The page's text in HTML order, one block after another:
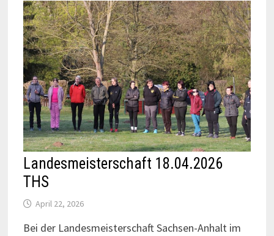
Landesmeisterschaft 18.04.2026
THS
April 22, 2026
Bei der Landesmeisterschaft Sachsen-Anhalt im